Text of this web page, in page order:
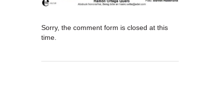
Sorry, the comment form is closed at this
time.